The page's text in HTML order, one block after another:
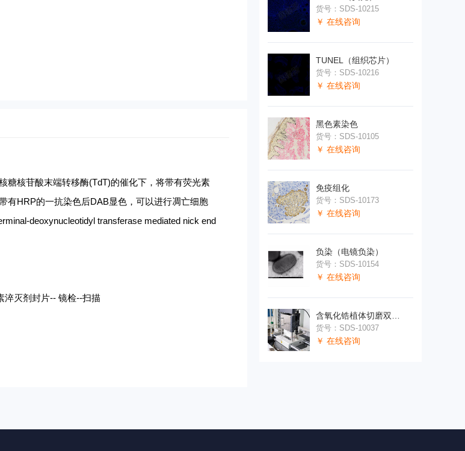
糖核苷酸末端转移酶(TdT)的催化下，将带有荧光素
有HRP的一抗染色后DAB显色，可以进行凋亡细胞
deoxynucleotidyl transferase mediated nick end
淬灭剂封片-- 镜检--扫描
货号：SDS-10215
￥ 在线咨询
TUNEL（组织芯片）
货号：SDS-10216
￥ 在线咨询
黑色素染色
货号：SDS-10105
￥ 在线咨询
免疫组化
货号：SDS-10173
￥ 在线咨询
负染（电镜负染）
货号：SDS-10154
￥ 在线咨询
货号：SDS-10037
￥ 在线咨询